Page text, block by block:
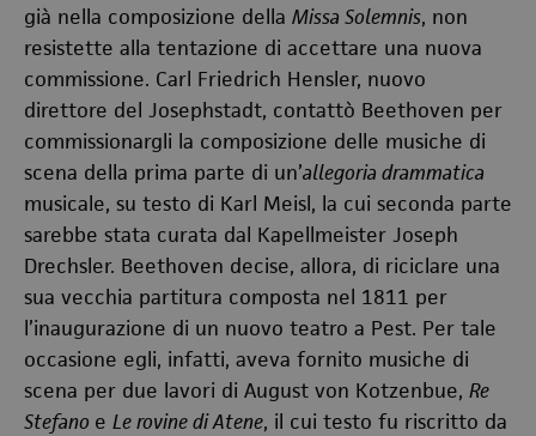
già nella composizione della Missa Solemnis, non
resistette alla tentazione di accettare una nuova
commissione. Carl Friedrich Hensler, nuovo
direttore del Josephstadt, contattò Beethoven per
commissionargli la composizione delle musiche di
scena della prima parte di un’allegoria drammatica
musicale, su testo di Karl Meisl, la cui seconda parte
sarebbe stata curata dal Kapellmeister Joseph
Drechsler. Beethoven decise, allora, di riciclare una
sua vecchia partitura composta nel 1811 per
l’inaugurazione di un nuovo teatro a Pest. Per tale
occasione egli, infatti, aveva fornito musiche di
scena per due lavori di August von Kotzenbue, Re
Stefano e Le rovine di Atene, il cui testo fu riscritto da